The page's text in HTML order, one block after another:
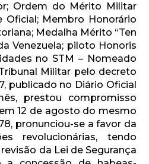
Ordem do Mérito Militar
Oficial; Membro Honorário
Medalha Mérito “Ten
Venezuela; piloto Honoris
no STM – Nomeado
Militar pelo decreto
publicado no Diário Oficial
prestou compromisso
12 de agosto do mesmo
pronunciou-se a favor da
revolucionárias, tendo
da Lei de Segurança